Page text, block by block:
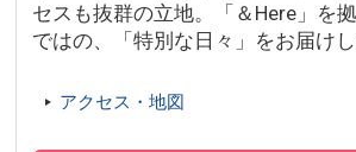
セスも抜群の立地。「＆Here」を
ではの、「特別な日々」をお届けし
アクセス・地図